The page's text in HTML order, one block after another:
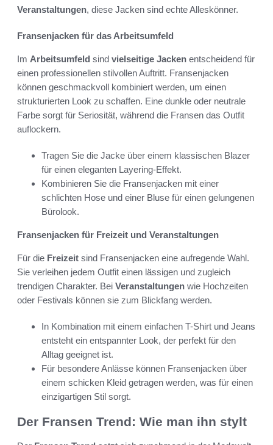
Veranstaltungen, diese Jacken sind echte Alleskönner.
Fransenjacken für das Arbeitsumfeld
Im Arbeitsumfeld sind vielseitige Jacken entscheidend für
einen professionellen stilvollen Auftritt. Fransenjacken
können geschmackvoll kombiniert werden, um einen
strukturierten Look zu schaffen. Eine dunkle oder neutrale
Farbe sorgt für Seriosität, während die Fransen das Outfit
auflockern.
Tragen Sie die Jacke über einem klassischen Blazer
für einen eleganten Layering-Effekt.
Kombinieren Sie die Fransenjacken mit einer
schlichten Hose und einer Bluse für einen gelungenen
Bürolook.
Fransenjacken für Freizeit und Veranstaltungen
Für die Freizeit sind Fransenjacken eine aufregende Wahl.
Sie verleihen jedem Outfit einen lässigen und zugleich
trendigen Charakter. Bei Veranstaltungen wie Hochzeiten
oder Festivals können sie zum Blickfang werden.
In Kombination mit einem einfachen T-Shirt und Jeans
entsteht ein entspannter Look, der perfekt für den
Alltag geeignet ist.
Für besondere Anlässe können Fransenjacken über
einem schicken Kleid getragen werden, was für einen
einzigartigen Stil sorgt.
Der Fransen Trend: Wie man ihn stylt